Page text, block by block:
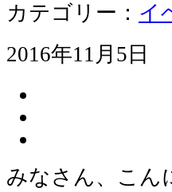
カテゴリー： イ
2016年11月5日
みなさん、こん